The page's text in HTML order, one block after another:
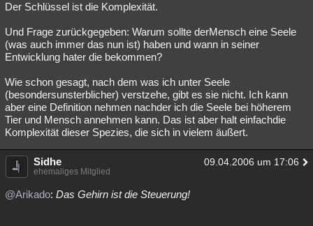
Der Schlüssel ist die Komplexität.
Und Frage zurückgegeben: Warum sollte derMensch eine Seele
(was auch immer das nun ist) haben und wann in seiner
Entwicklung hater die bekommen?
Wie schon gesagt, nach dem was ich unter Seele
(besondersunsterblicher) verstzehe, gibt es sie nicht. Ich kann
aber eine Definition nehmen nachder ich die Seele bei höherem
Tier und Mensch annehmen kann. Das ist aber halt einfachdie
Komplexität dieser Spezies, die sich in vielem äußert.
Sidhe 09.04.2006 um 17:06
ehemaliges Mitglied
@Arikado: Das Gehirn ist die Steuerung!